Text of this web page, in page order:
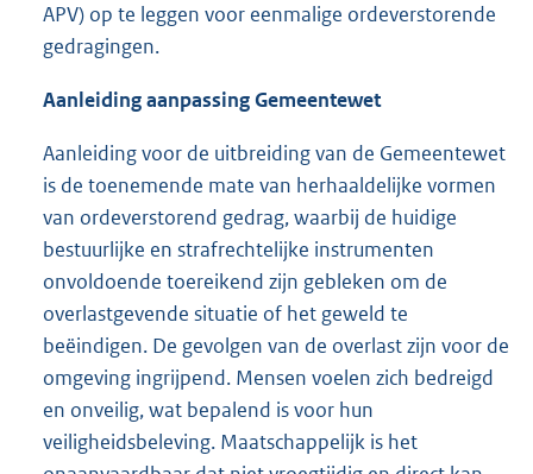
APV) op te leggen voor eenmalige ordeverstorende
gedragingen.
Aanleiding aanpassingGemeentewet
Aanleiding voor de uitbreiding van de Gemeentewet
is de toenemende mate van herhaaldelijke vormen
van ordeverstorend gedrag, waarbij de huidige
bestuurlijke en strafrechtelijke instrumenten
onvoldoende toereikend zijn gebleken om de
overlastgevende situatie of het geweld te
beëindigen. De gevolgen van de overlast zijn voor de
omgeving ingrijpend. Mensen voelen zich bedreigd
en onveilig, wat bepalend is voor hun
veiligheidsbeleving. Maatschappelijk is het